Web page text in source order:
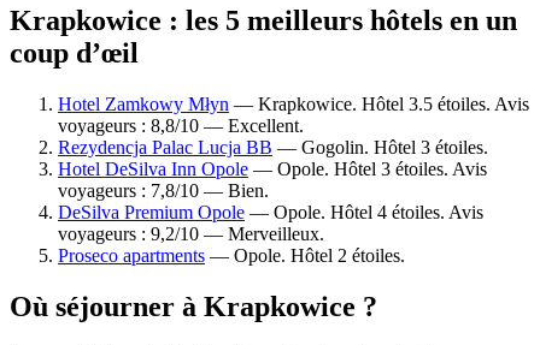
Krapkowice : les 5 meilleurs hôtels en un
coup d’œil
Hotel Zamkowy Młyn — Krapkowice. Hôtel 3.5 étoiles. Avis
voyageurs : 8,8/10 — Excellent.
Rezydencja Palac Lucja BB — Gogolin. Hôtel 3 étoiles.
Hotel DeSilva Inn Opole — Opole. Hôtel 3 étoiles. Avis
voyageurs : 7,8/10 — Bien.
DeSilva Premium Opole — Opole. Hôtel 4 étoiles. Avis
voyageurs : 9,2/10 — Merveilleux.
Proseco apartments — Opole. Hôtel 2 étoiles.
Où séjourner à Krapkowice ?